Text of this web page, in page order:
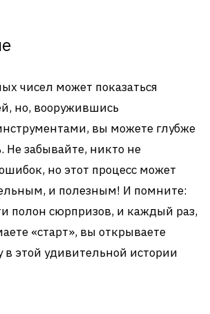
чисел может показаться
но, вооружившись
вы можете глубже
Не забывайте, никто не
но этот процесс может
и полезным! И помните:
полон сюрпризов, и каждый раз,
«старт», вы открываете
в этой удивительной истории